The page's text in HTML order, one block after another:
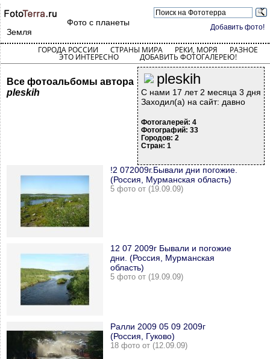
Добавить фото!
Фото с планеты
Земля
ГОРОДА РОССИИ СТРАНЫ МИРА РЕКИ, МОРЯ РАЗНОЕ
ЭТО ИНТЕРЕСНО ДОБАВИТЬ ФОТОГАЛЕРЕЮ!
pleskih
С нами 17 лет 2 месяца 3 дня
Заходил(а) на сайт: давно
Фотогалерей: 4
Фотографий: 33
Городов: 2
Стран: 1
Все фотоальбомы автора
pleskih
!2 072009г.Бывали дни погожие.
(Россия, Мурманская область)
5 фото от (19.09.09)
12 07 2009г Бывали и погожие
дни. (Россия, Мурманская
область)
5 фото от (19.09.09)
Ралли 2009 05 09 2009г
(Россия, Гуково)
18 фото от (12.09.09)